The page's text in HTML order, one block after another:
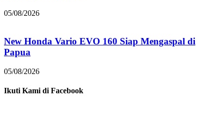
05/08/2026
New Honda Vario EVO 160 Siap Mengaspal di
Papua
05/08/2026
Ikuti Kami di Facebook